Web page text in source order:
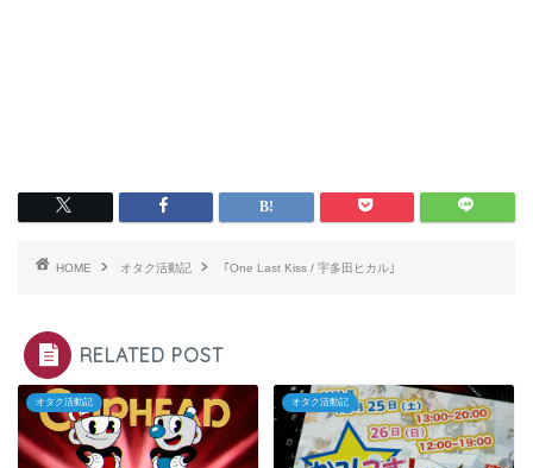
HOME オタク活動記 ｢One Last Kiss / 宇多田ヒカル｣
RELATED POST
オタク活動記 オタク活動記